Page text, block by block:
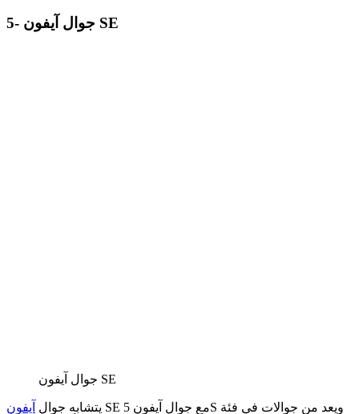
5- جوال آيفون SE
جوال آيفون SE
يتشابه جوال آيفون SE مع جوال آيفون 5S ويعد من جوالات في فئة